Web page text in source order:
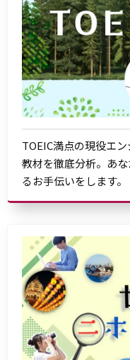
TOEIC満点の現役エ
教材を徹底分析。あ
るお手伝いをします。